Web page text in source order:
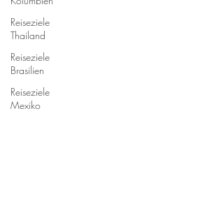
Reiseziele
Thailand
Reiseziele
Brasilien
Reiseziele
Mexiko